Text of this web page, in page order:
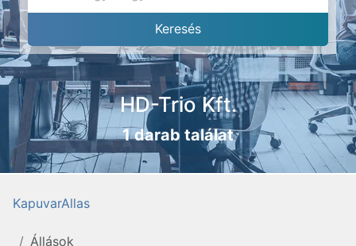
HD-Trio Kft.
1 darab találat
KapuvarAllas
Állások